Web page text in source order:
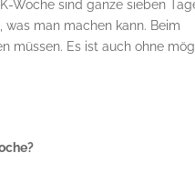
Woche sind ganze sieben
man machen kann. Beim
müssen. Es ist auch ohne